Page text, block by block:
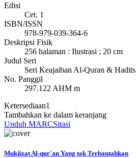
Edisi
Cet. 1
ISBN/ISSN
978-979-039-364-6
Deskripsi Fisik
256 halaman : Ilustrasi ; 20 cm
Judul Seri
Seri Keajaiban Al-Quran & Hadits
No. Panggil
297.122 AHM m
Ketersediaan1
Tambahkan ke dalam keranjang
Unduh MARCSitasi
Mukjizat Al-qur'an Yang tak Terbantahkan